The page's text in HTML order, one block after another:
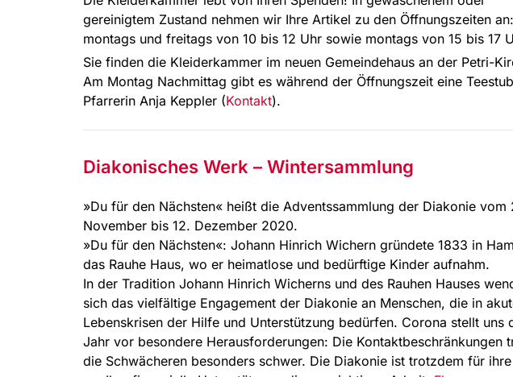
gereinigtem Zustand nehmen wir Ihre Artikel zu den Öffnungszeiten an:
montags und freitags von 10 bis 12 Uhr sowie montags von 15 bis 17
Sie finden die Kleiderkammer im neuen Gemeindehaus an der Petri-
Am Montag Nachmittag gibt es während der Öffnungszeit eine
Pfarrerin Anja Keppler (Kontakt).
Diakonisches Werk – Wintersammlung
»Du für den Nächsten« heißt die Adventssammlung der Diakonie vom
November bis 12. Dezember 2020.
»Du für den Nächsten«: Johann Hinrich Wichern gründete 1833 in
das Rauhe Haus, wo er heimatlose und bedürftige Kinder aufnahm.
In der Tradition Johann Hinrich Wicherns und des Rauhen Hauses
sich das vielfältige Engagement der Diakonie an Menschen, die in
Lebenskrisen der Hilfe und Unterstützung bedürfen. Corona stellt uns
Jahr vor besondere Herausforderungen: Die Kontaktbeschränkungen
die Schwächeren besonders schwer. Die Diakonie ist trotzdem für